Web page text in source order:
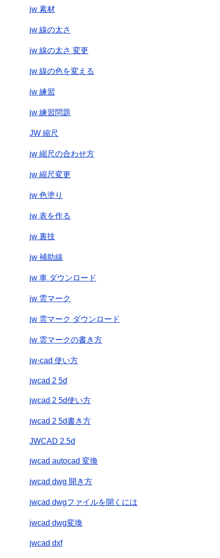
jw 素材
jw 線の太さ
jw 線の太さ 変更
jw 線の色を変える
jw 練習
jw 練習問題
JW 縮尺
jw 縮尺の合わせ方
jw 縮尺変更
jw 色塗り
jw 表を作る
jw 裏技
jw 補助線
jw 車 ダウンロード
jw 雲マーク
jw 雲マーク ダウンロード
jw 雲マークの書き方
jw-cad 使い方
jwcad 2 5d
jwcad 2 5d使い方
jwcad 2 5d書き方
JWCAD 2.5d
jwcad autocad 変換
jwcad dwg 開き方
jwcad dwgファイルを開くには
jwcad dwg変換
jwcad dxf